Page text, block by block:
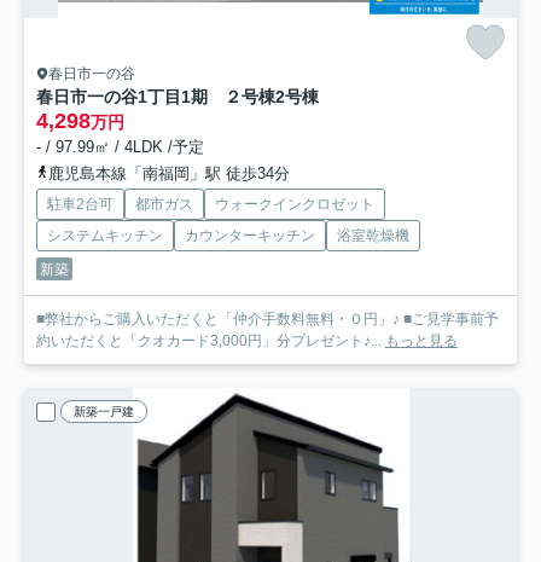
春日市一の谷
春日市一の谷1丁目1期 ２号棟2号棟
4,298万円
- / 97.99㎡ / 4LDK /予定
鹿児島本線「南福岡」駅 徒歩34分
駐車2台可 都市ガス
ウォークインクロゼット
システムキッチン
カウンターキッチン
浴室乾燥機
新築
■弊社からご購入いただくと「仲介手数料無料・０円」♪ ■ご見学事前予
約いただくと「クオカード3,000円」分プレゼント♪... もっと見る
新築一戸建